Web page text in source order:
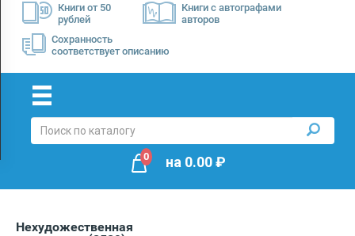
Книги от 50
рублей
Книги с автографами
авторов
Сохранность
соответствует описанию
Доставка
Оплата
0 на 0.00₽
Нехудожественная